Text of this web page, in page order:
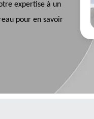
expertise à un
pour en savoir